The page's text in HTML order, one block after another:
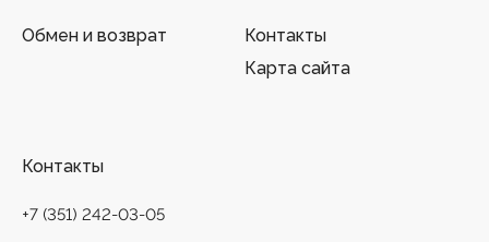
Обмен и возврат
Контакты
Карта сайта
Контакты
+7 (351) 242-03-05